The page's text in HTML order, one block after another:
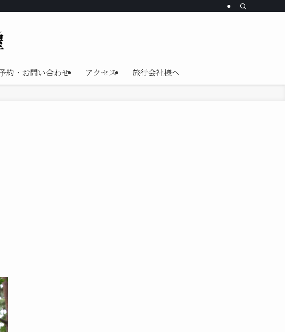
約・お問い合わせ アクセス 旅行会社様へ